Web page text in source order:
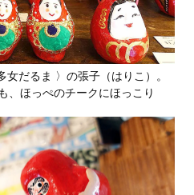
女だるま 〉の張子（はりこ）。
、ほっぺのチークにほっこり